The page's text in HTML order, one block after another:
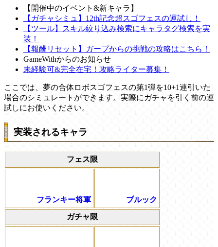
【開催中のイベント&新キャラ】
【ガチャシミュ】12th記念超スゴフェスの運試し！
【ツール】スキル絞り込み検索にキャラタグ検索を実
装！
【報酬リセット】ガープからの挑戦の攻略はこちら！
GameWithからのお知らせ
未経験可&完全在宅！攻略ライター募集！
ここでは、夢の合体ロボスゴフェスの第1弾を10+1連引いた
場合のシミュレートができます。実際にガチャを引く前の運
試しにお使いください。
実装されるキャラ
フェス限
フランキー将軍 ブルック
ガチャ限